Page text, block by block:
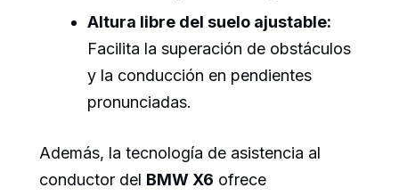
Altura libre del suelo ajustable:
Facilita la superación de obstáculos
y la conducción en pendientes
pronunciadas.
Además, la tecnología de asistencia al
conductor del BMW X6 ofrece